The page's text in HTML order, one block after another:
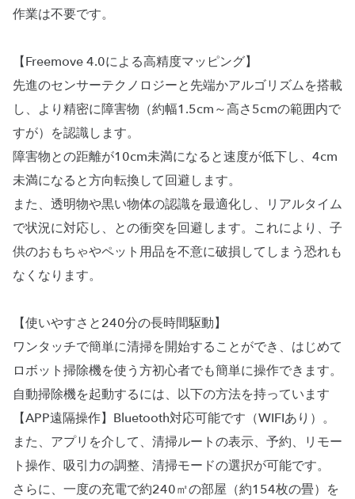
作業は不要です。
【Freemove 4.0による高精度マッピング】
先進のセンサーテクノロジーと先端かアルゴリズムを搭載
し、より精密に障害物（約幅1.5cm～高さ5cmの範囲内で
すが）を認識します。
障害物との距離が10cm未満になると速度が低下し、4cm
未満になると方向転換して回避します。
また、透明物や黒い物体の認識を最適化し、リアルタイム
で状況に対応し、との衝突を回避します。これにより、子
供のおもちゃやペット用品を不意に破損してしまう恐れも
なくなります。
【使いやすさと240分の長時間駆動】
ワンタッチで簡単に清掃を開始することができ、はじめて
ロボット掃除機を使う方初心者でも簡単に操作できます。
自動掃除機を起動するには、以下の方法を持っています
【APP遠隔操作】Bluetooth対応可能です（WIFIあり）。
また、アプリを介して、清掃ルートの表示、予約、リモー
ト操作、吸引力の調整、清掃モードの選択が可能です。
さらに、一度の充電で約240㎡の部屋（約154枚の畳）を